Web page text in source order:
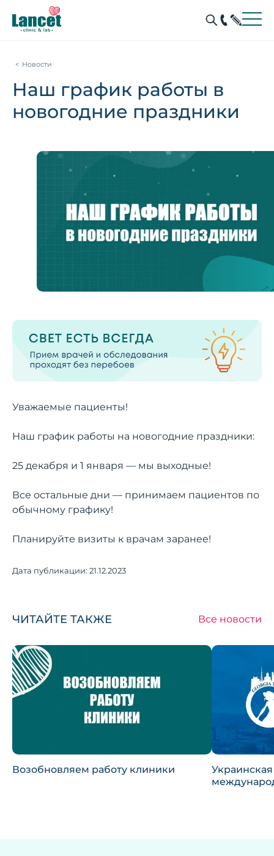
Новости
Наш график работы в
новогодние праздники
Уважаемые пациенты!
Наш график работы на новогодние праздники:
25 декабря и 1 января — мы выходные!
Все остальные дни — принимаем пациентов по
обычному графику!
Планируйте визиты к врачам заранее!
Дата публикации: 21.12.2023
ЧИТАЙТЕ ТАКЖЕ Все новости
Возобновляем работу клиники